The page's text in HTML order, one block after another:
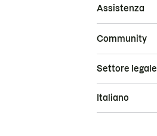
Assistenza
Community
Settore legale
Italiano